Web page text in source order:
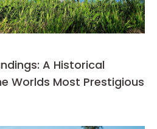
A Historical
Worlds Most Prestigious